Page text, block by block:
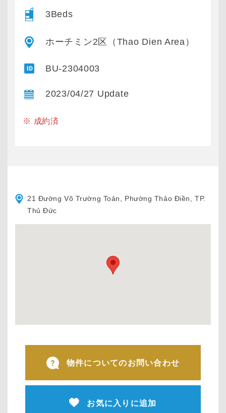
3Beds
ホーチミン2区（Thao Dien Area）
BU-2304003
2023/04/27 Update
※ 成約済
21 Đường Võ Trường Toản, Phường Thảo Điền, TP.
Thủ Đức
物件についてのお問い合わせ
お気に入りに追加